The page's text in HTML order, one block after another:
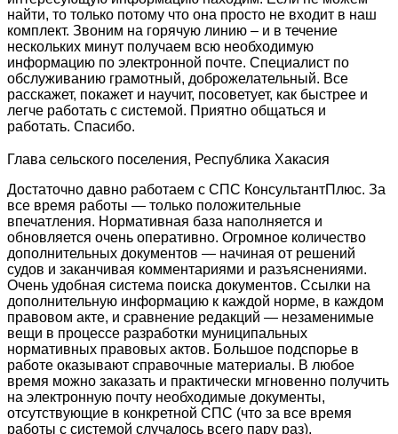
найти, то только потому что она просто не входит в наш
комплект. Звоним на горячую линию – и в течение
нескольких минут получаем всю необходимую
информацию по электронной почте. Специалист по
обслуживанию грамотный, доброжелательный. Все
расскажет, покажет и научит, посоветует, как быстрее и
легче работать с системой. Приятно общаться и
работать. Спасибо.
Глава сельского поселения, Республика Хакасия
Достаточно давно работаем с СПС КонсультантПлюс. За
все время работы — только положительные
впечатления. Нормативная база наполняется и
обновляется очень оперативно. Огромное количество
дополнительных документов — начиная от решений
судов и заканчивая комментариями и разъяснениями.
Очень удобная система поиска документов. Ссылки на
дополнительную информацию к каждой норме, в каждом
правовом акте, и сравнение редакций — незаменимые
вещи в процессе разработки муниципальных
нормативных правовых актов. Большое подспорье в
работе оказывают справочные материалы. В любое
время можно заказать и практически мгновенно получить
на электронную почту необходимые документы,
отсутствующие в конкретной СПС (что за все время
работы с системой случалось всего пару раз).